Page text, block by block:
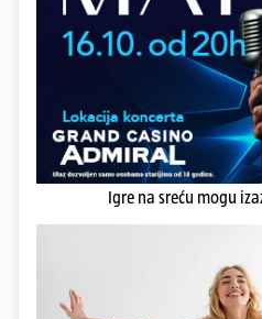
Igre na sreću mogu